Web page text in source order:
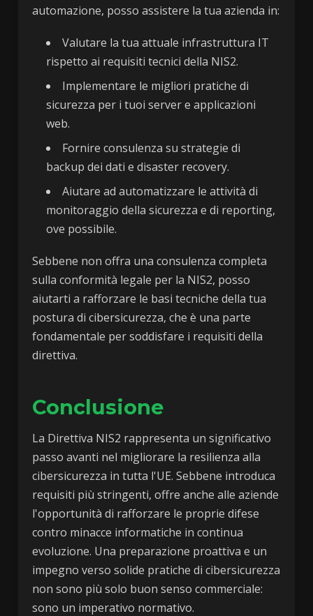
automazione, posso assistere la tua azienda in:
Valutare la tua attuale infrastruttura IT
rispetto ai requisiti tecnici della NIS2.
Implementare le migliori pratiche di
sicurezza per i tuoi server e applicazioni
web.
Fornire consulenza su strategie di
backup dei dati e disaster recovery.
Aiutare ad automatizzare le attività di
monitoraggio della sicurezza e di reporting,
ove possibile.
Sebbene non offra una consulenza completa
sulla conformità legale per la NIS2, posso
aiutarti a rafforzare le basi tecniche della tua
postura di cibersicurezza, che è una parte
fondamentale per soddisfare i requisiti della
direttiva.
Conclusione
La Direttiva NIS2 rappresenta un significativo
passo avanti nel migliorare la resilienza alla
cibersicurezza in tutta l'UE. Sebbene introduca
requisiti più stringenti, offre anche alle aziende
l'opportunità di rafforzare le proprie difese
contro minacce informatiche in continua
evoluzione. Una preparazione proattiva e un
impegno verso solide pratiche di cibersicurezza
non sono più solo buon senso commerciale:
sono un imperativo normativo.